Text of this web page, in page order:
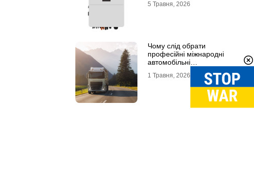
DEYE
5 Травня, 2026
Чому слід обрати
професійні міжнародні
автомобільні
1 Травня, 2026